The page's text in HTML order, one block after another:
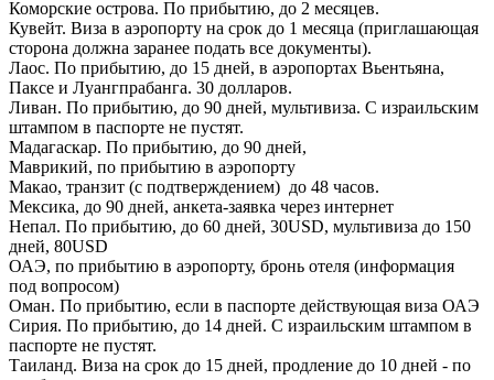
Коморские острова. По прибытию, до 2 месяцев.
Кувейт. Виза в аэропорту на срок до 1 месяца (приглашающая
сторона должна заранее подать все документы).
Лаос. По прибытию, до 15 дней, в аэропортах Вьентьяна,
Паксе и Луангпрабанга. 30 долларов.
Ливан. По прибытию, до 90 дней, мультивиза. С израильским
штампом в паспорте не пустят.
Мадагаскар. По прибытию, до 90 дней,
Маврикий, по прибытию в аэропорту
Макао, транзит (с подтверждением) до 48 часов.
Мексика, до 90 дней, анкета-заявка через интернет
Непал. По прибытию, до 60 дней, 30USD, мультивиза до 150
дней, 80USD
ОАЭ, по прибытию в аэропорту, бронь отеля (информация
под вопросом)
Оман. По прибытию, если в паспорте действующая виза ОАЭ
Сирия. По прибытию, до 14 дней. С израильским штампом в
паспорте не пустят.
Таиланд. Виза на срок до 15 дней, продление до 10 дней - по